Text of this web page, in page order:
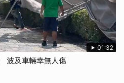
01:32
波及車輛幸無人傷